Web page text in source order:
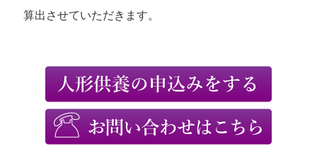
算出させていただきます。